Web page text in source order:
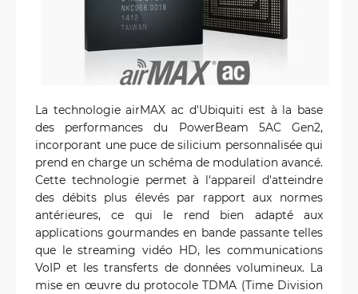
La technologie airMAX ac d'Ubiquiti est à la base
des performances du PowerBeam 5AC Gen2,
incorporant une puce de silicium personnalisée qui
prend en charge un schéma de modulation avancé.
Cette technologie permet à l'appareil d'atteindre
des débits plus élevés par rapport aux normes
antérieures, ce qui le rend bien adapté aux
applications gourmandes en bande passante telles
que le streaming vidéo HD, les communications
VoIP et les transferts de données volumineux. La
mise en œuvre du protocole TDMA (Time Division